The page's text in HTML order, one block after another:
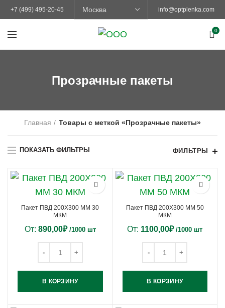
+7 (499) 495-20-45 info@optplenka.com
0
Прозрачные пакеты
Главная Товары с меткой «Прозрачные пакеты»
ПОКАЗАТЬ ФИЛЬТРЫ ФИЛЬТРЫ
Пакет ПВД 200Х300 ММ 30
МКМ
От: 890,00₽ /1000 шт
В КОРЗИНУ
Пакет ПВД 200Х300 ММ 50
МКМ
От: 1100,00₽ /1000 шт
В КОРЗИНУ